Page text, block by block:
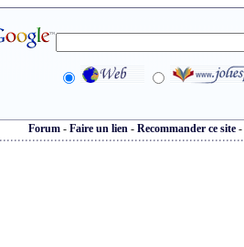
Forum - Faire un lien - Recommander ce site -